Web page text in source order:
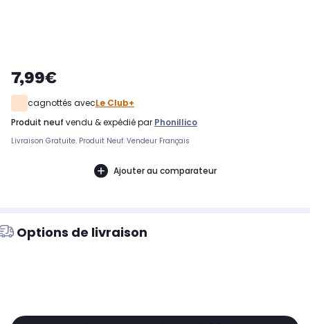
7,99€
cagnottés avecLe Club+
produit neuf vendu & expédié par Phonillico
Livraison Gratuite. Produit Neuf. Vendeur Français
Ajouter au comparateur
Options de livraison